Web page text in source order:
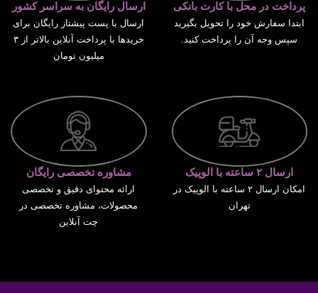
پرداخت در محل با کارت بانکی
ابتدا سفارش خود را تحویل بگیرید
سپس وجه آن را پرداخت کنید.
ارسال رایگان به سراسر کشور
ارسال با پست پیشتاز رایگان برای
خریدها با پرداخت آنلاین بالاتر از ۳
میلیون تومان
ارسال ۲ ساعته با الوپیک
امکان ارسال ۲ ساعته با الوپیک در
تهران
مشاوره تخصصی رایگان
ارائه محتوای دقیق و تخصصی
محصولات، مشاوره تخصصی در
چت آنلاین